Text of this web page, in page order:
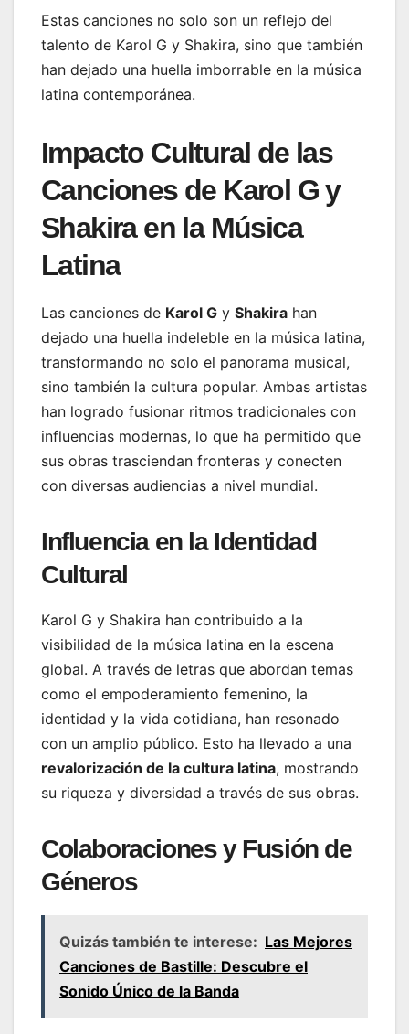
Estas canciones no solo son un reflejo del
talento de Karol G y Shakira, sino que también
han dejado una huella imborrable en la música
latina contemporánea.
Impacto Cultural de las
Canciones de Karol G y
Shakira en la Música
Latina
Las canciones de Karol G y Shakira han
dejado una huella indeleble en la música latina,
transformando no solo el panorama musical,
sino también la cultura popular. Ambas artistas
han logrado fusionar ritmos tradicionales con
influencias modernas, lo que ha permitido que
sus obras trasciendan fronteras y conecten
con diversas audiencias a nivel mundial.
Influencia en la Identidad
Cultural
Karol G y Shakira han contribuido a la
visibilidad de la música latina en la escena
global. A través de letras que abordan temas
como el empoderamiento femenino, la
identidad y la vida cotidiana, han resonado
con un amplio público. Esto ha llevado a una
revalorización de la cultura latina, mostrando
su riqueza y diversidad a través de sus obras.
Colaboraciones y Fusión de
Géneros
Quizás también te interese: Las Mejores
Canciones de Bastille: Descubre el
Sonido Único de la Banda